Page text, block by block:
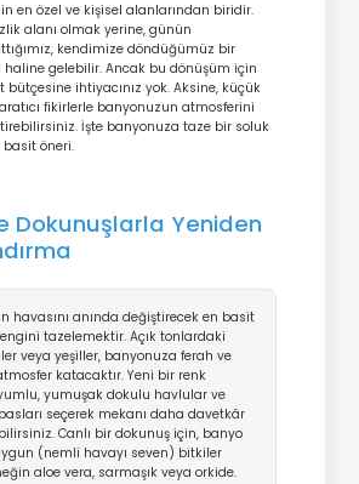
en özel ve kişisel alanlarından biridir.
alanı olmak yerine, günün
kendimize döndüğümüz bir
haline gelebilir. Ancak bu dönüşüm için
ihtiyacınız yok. Aksine, küçük
fikirlerle banyonuzun atmosferini
İşte banyonuza taze bir soluk
öneri.
Dokunuşlarla Yeniden
havasını anında değiştirecek en basit
tazelemektir. Açık tonlardaki
veya yeşiller, banyonuza ferah ve
katacaktır. Yeni bir renk
yumuşak dokulu havlular ve
seçerek mekanı daha davetkâr
Canlı bir dokunuş için, banyo
(nemli havayı seven) bitkiler
aloe vera, sarmaşık veya orkide.